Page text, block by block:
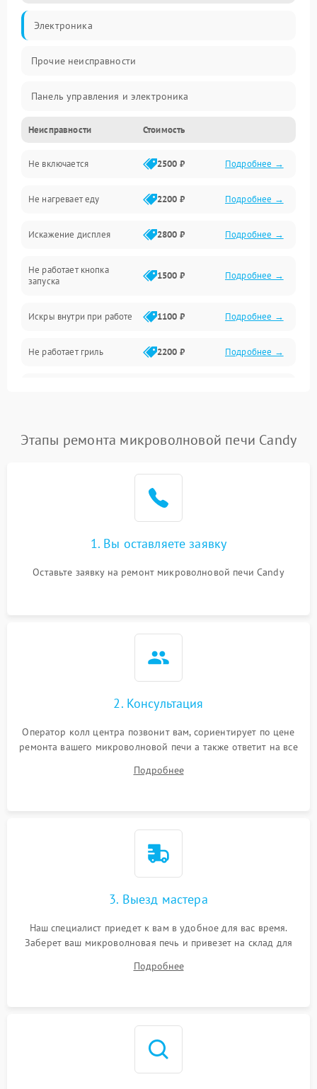
Электроника
Прочие неисправности
Панель управления и электроника
Дверца и корпус
Механика и внутренние элементы
Механические повреждения
Питание и запуск
Нагрев и приготовление
Программное обеспечение
Неисправности Стоимость
Не включается 2500 ₽ Подробнее →
Не нагревает еду 2200 ₽ Подробнее →
Искажение дисплея 2800 ₽ Подробнее →
Не работает кнопка
запуска
1500 ₽ Подробнее →
Искры внутри при работе 1100 ₽ Подробнее →
Не работает гриль 2200 ₽ Подробнее →
Подробнее →
2200 ₽
Не работают сенсорные
1000 ₽
Этапы ремонта микроволновой печи Candy
1. Вы оставляете заявку
Оставьте заявку на ремонт микроволновой печи Candy
2. Консультация
Оператор колл центра позвонит вам, сориентирует по цене
ремонта вашего микроволновой печи а также ответит на все
Подробнее
3. Выезд мастера
Наш специалист приедет к вам в удобное для вас время.
Заберет ваш микроволновая печь и привезет на склад для
Подробнее